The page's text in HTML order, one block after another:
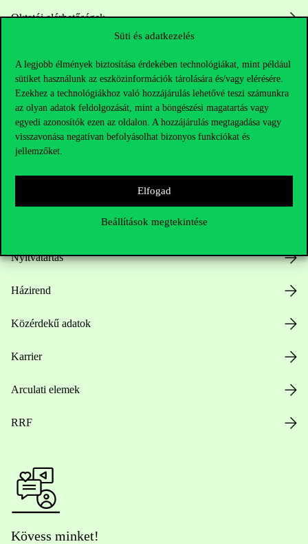
Süti és adatkezelés
A legjobb élmények biztosítása érdekében technológiákat, mint például
sütiket használunk az eszközinformációk tárolására és/vagy elérésére.
Ezekhez a technológiákhoz való hozzájárulás lehetővé teszi számunkra
az olyan adatok feldolgozását, mint a böngészési magatartás vagy
egyedi azonosítók ezen az oldalon. A hozzájárulás megtagadása vagy
visszavonása negatívan befolyásolhat bizonyos funkciókat és
jellemzőket.
Elfogad
Beállítások megtekintése
Oktatói elérhetőségek
Sajtó:press@uni-corvinus.hu
Nyitvatartás
Házirend
Közérdekű adatok
Karrier
Arculati elemek
RRF
Kövess minket!